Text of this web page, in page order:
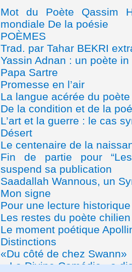
Mot du Poète Qassim
mondiale De la poésie
POÈMES
Trad. par Tahar BEKRI
Yassin Adnan : un poète in
Papa Sartre
Promesse en l’air
La langue acérée du
De la condition et de la
L’art et la guerre : le cas
Désert
Le centenaire de la
Fin de partie pour
suspend sa publication
Saadallah Wannous, un
Mon signe
Pour une lecture
Les restes du poète
Le moment poétique
Distinctions
«Du côté de chez Swann»
« La Divine Comédie» a